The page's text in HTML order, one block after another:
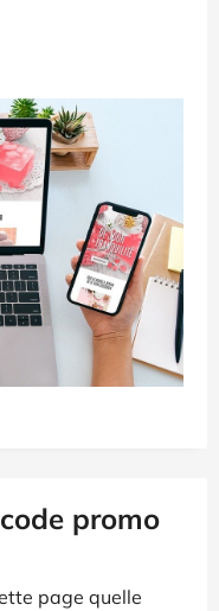
promo
page quelle